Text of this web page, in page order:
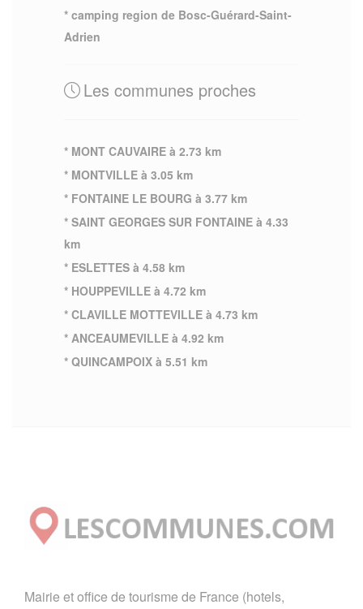
* camping region de Bosc-Guérard-Saint-
Adrien
Les communes proches
* MONT CAUVAIRE à 2.73 km
* MONTVILLE à 3.05 km
* FONTAINE LE BOURG à 3.77 km
* SAINT GEORGES SUR FONTAINE à 4.33
km
* ESLETTES à 4.58 km
* HOUPPEVILLE à 4.72 km
* CLAVILLE MOTTEVILLE à 4.73 km
* ANCEAUMEVILLE à 4.92 km
* QUINCAMPOIX à 5.51 km
Mairie et office de tourisme de France (hotels,